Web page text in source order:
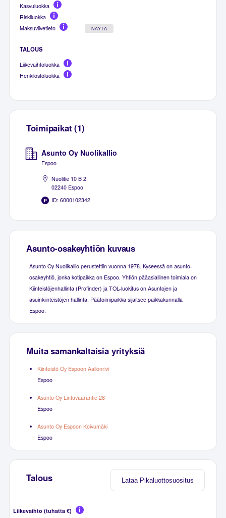
Kasvuluokka
Riskiluokka
Maksuviivetieto
NÄYTÄ
TALOUS
Liikevaihtoluokka
Henkilöstöluokka
Toimipaikat (1)
Asunto Oy Nuolikallio
Espoo
Nuolitie 10 B 2,
02240 Espoo
ID: 6000102342
Asunto-osakeyhtiön kuvaus
Asunto Oy Nuolikallio perustettiin vuonna 1978. Kyseessä on asunto-
osakeyhtiö, jonka kotipaikka on Espoo. Yhtiön pääasiallinen toimiala on
Kiinteistöjenhallinta (Profinder) ja TOL-luokitus on Asuntojen ja
asuinkiinteistöjen hallinta. Päätoimipaikka sijaitsee paikkakunnalla
Espoo.
Muita samankaltaisia yrityksiä
Kiinteistö Oy Espoon Aallonrivi
Espoo
Asunto Oy Lintuvaarantie 28
Espoo
Asunto Oy Espoon Koivumäki
Espoo
Lataa Pikaluottosuositus
Talous
Liikevaihto (tuhatta €)